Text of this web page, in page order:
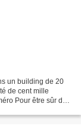
un building de 20
de cent mille
Pour être sûr de